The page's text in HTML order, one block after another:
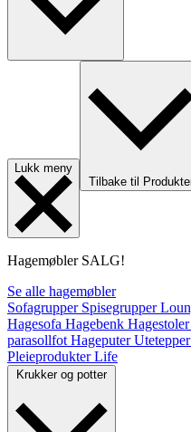
Lukk meny
Tilbake til
Hagemøbler SALG!
Se alle hagemøbler
Sofagrupper Spisegrupper
Hagesofa Hagebenk Hagestoler
parasollfot HageputerUtetepper
PleieprodukterLife
Krukker og potter